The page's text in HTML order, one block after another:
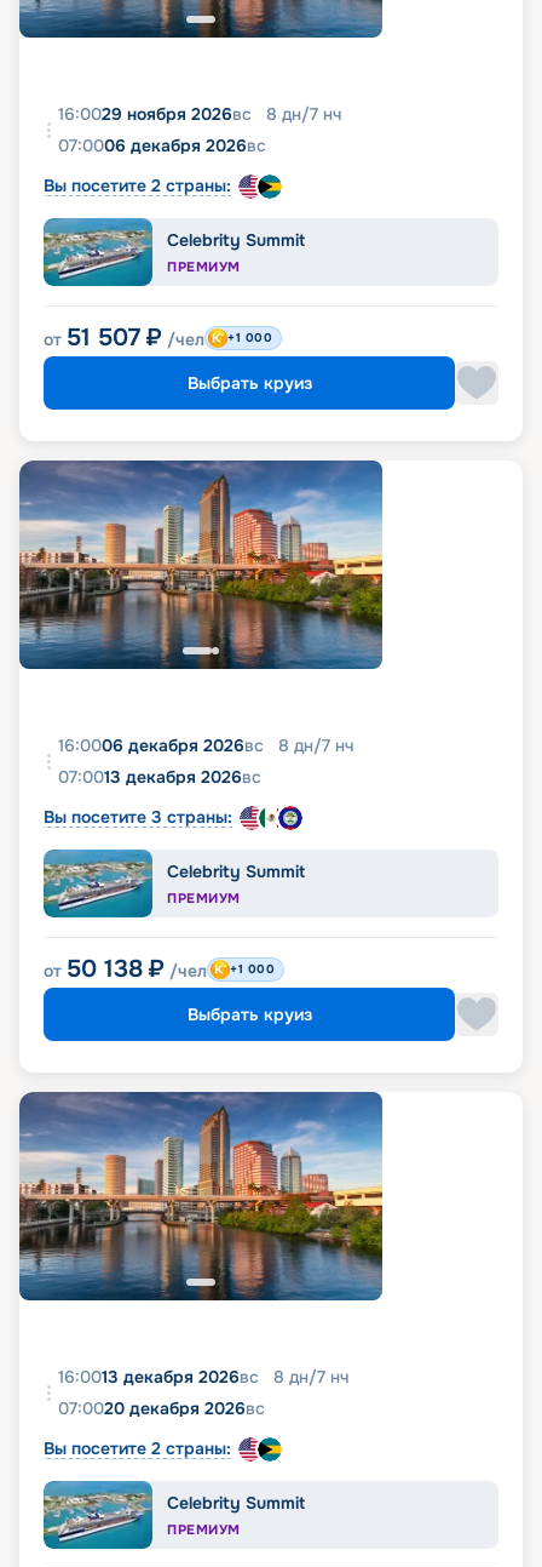
16:0029 ноября 2026вс 8 дн/7 нч
07:0006 декабря 2026вс
Вы посетите 2 страны:
Celebrity Summit
ПРЕМИУМ
от 51 507 ₽ /чел +1 000
Выбрать круиз
16:0006 декабря 2026вс 8 дн/7 нч
07:0013 декабря 2026вс
Вы посетите 3 страны:
Celebrity Summit
ПРЕМИУМ
от 50 138 ₽ /чел +1 000
Выбрать круиз
16:0013 декабря 2026вс 8 дн/7 нч
07:0020 декабря 2026вс
Вы посетите 2 страны:
Celebrity Summit
ПРЕМИУМ